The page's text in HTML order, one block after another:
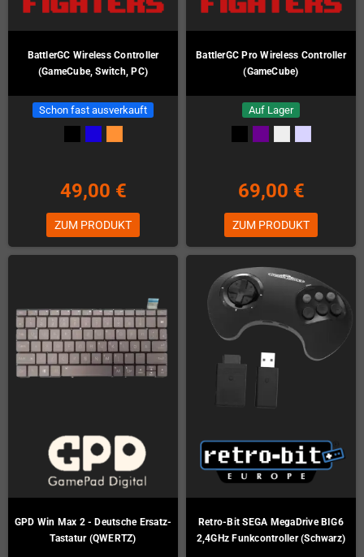
BattlerGC Wireless Controller
(GameCube, Switch, PC)
Schon fast ausverkauft
49,00 €
ZUM PRODUKT
BattlerGC Pro Wireless Controller
(GameCube)
Auf Lager
69,00 €
ZUM PRODUKT
GPD Win Max 2 - Deutsche Ersatz-
Tastatur (QWERTZ)
Retro-Bit SEGA MegaDrive BIG6
2,4GHz Funkcontroller (Schwarz)